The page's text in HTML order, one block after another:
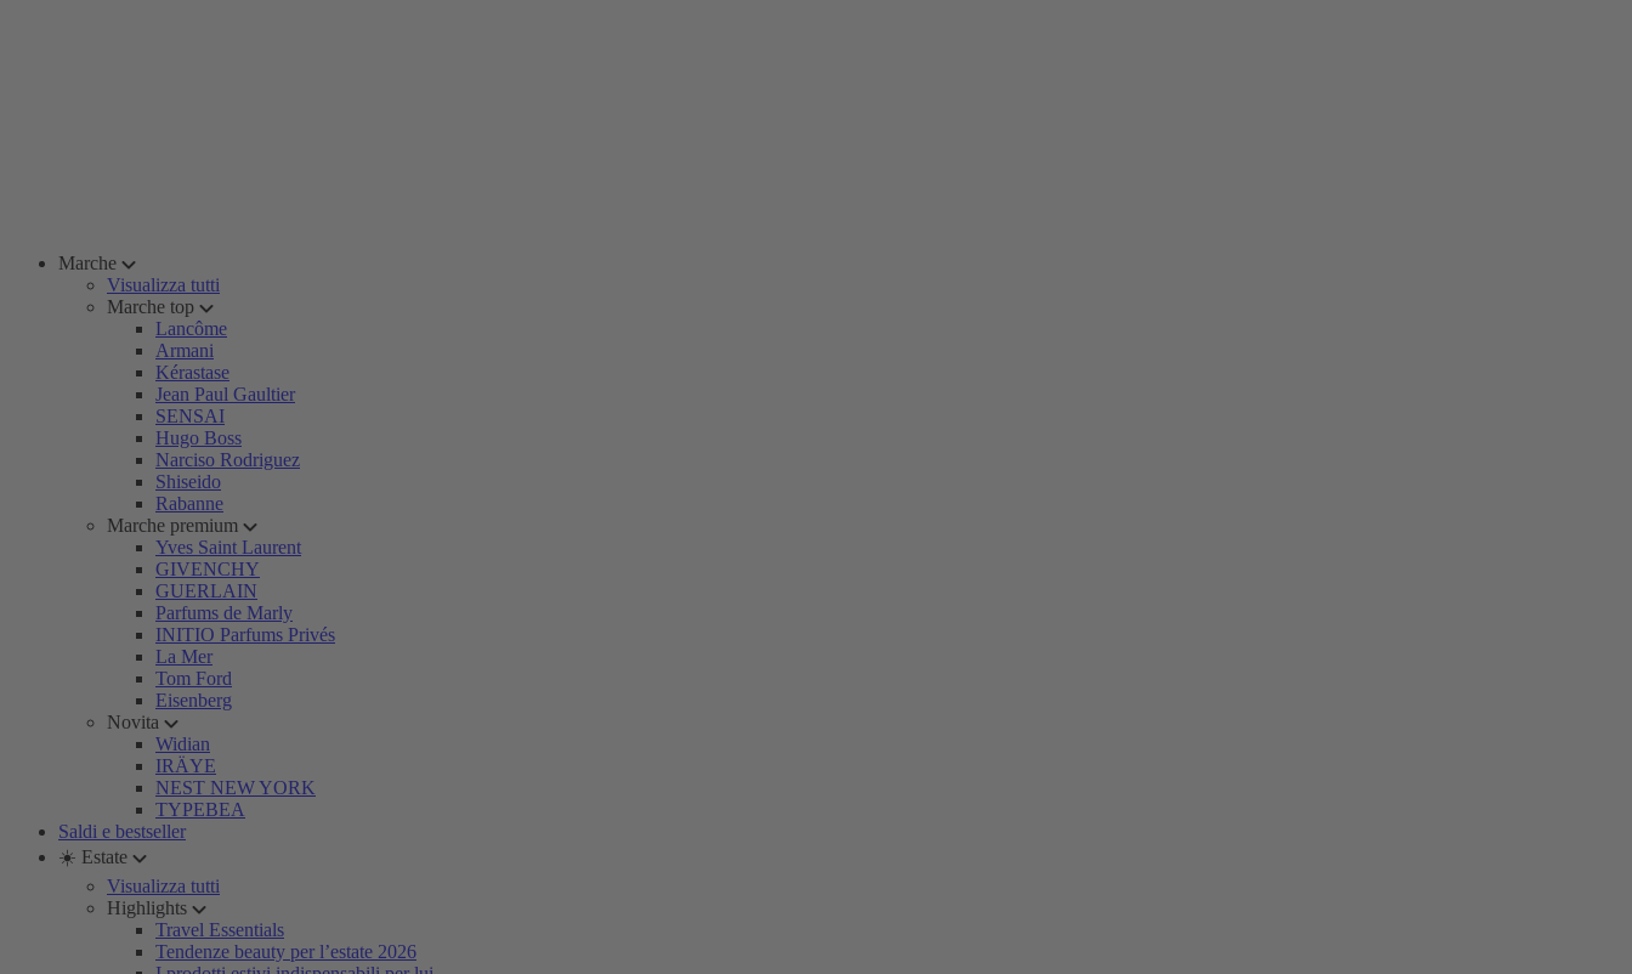
Marche
Visualizza tutti
Marche top
Lancôme
Armani
Kérastase
Jean Paul Gaultier
SENSAI
Hugo Boss
Narciso Rodriguez
Shiseido
Rabanne
Marche premium
Yves Saint Laurent
GIVENCHY
GUERLAIN
Parfums de Marly
INITIO Parfums Privés
La Mer
Tom Ford
Eisenberg
Novita
Widian
IRÄYE
NEST NEW YORK
TYPEBEA
Saldi e bestseller
☀️ Estate
Visualizza tutti
Highlights
Travel Essentials
Tendenze beauty per l’estate 2026